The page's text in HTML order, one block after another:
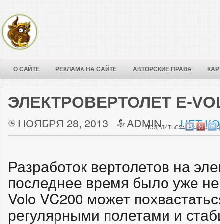
О САЙТЕ РЕКЛАМА НА САЙТЕ АВТОРСКИЕ ПРАВА
ЭЛЕКТРОВЕРТОЛЕТ E-
НОЯБРЯ 28, 2013 ADMIN НЕТ
ПОДЕЛИТЬСЯ:
Разработок вертолетов на
последнее время было уже
Volo VC200 может
регулярными полетами и